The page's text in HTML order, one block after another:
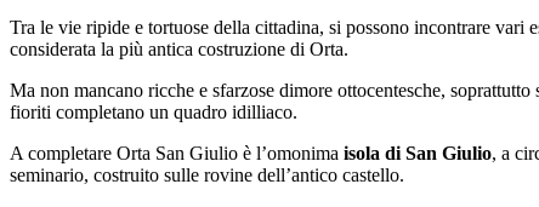
Tra le vie ripide e tortuose della cittadina, si possono incontrare vari
considerata la più antica costruzione di Orta.
Ma non mancano ricche e sfarzose dimore ottocentesche,
fioriti completano un quadro idilliaco.
A completare Orta San Giulio è l’omonima isola di San Giulio, a
seminario, costruito sulle rovine dell’antico castello.